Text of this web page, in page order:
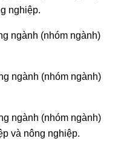
nghiệp.
ngành (nhóm ngành)
ngành (nhóm ngành)
ngành (nhóm ngành)
và nông nghiệp.